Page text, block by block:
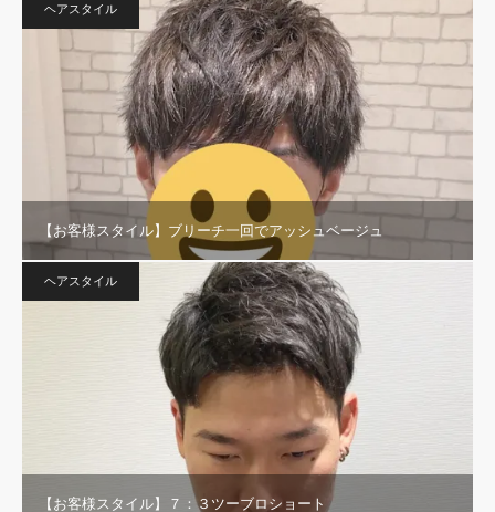
ヘアスタイル
【お客様スタイル】ブリーチ一回でアッシュベージュ
ヘアスタイル
【お客様スタイル】７：３ツーブロショート